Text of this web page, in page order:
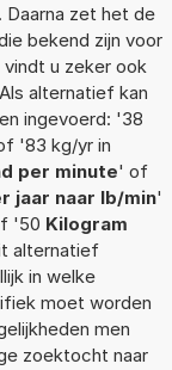
zet het de
bekend zijn voor
u zeker ook
alternatief kan
ingevoerd: '38
'83 kg/yr in
per minute' of
jaar naar lb/min'
'50 Kilogram
alternatief
in welke
moet worden
men
zoektocht naar